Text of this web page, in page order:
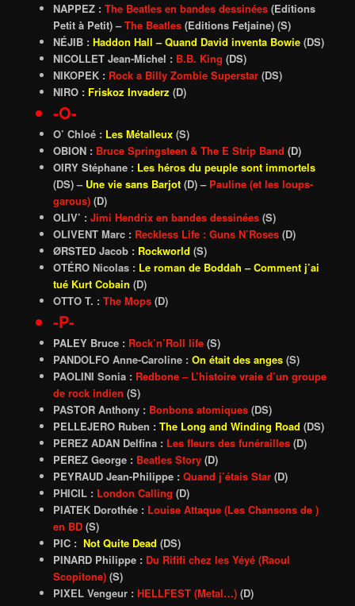
NAPPEZ : The Beatles en bandes dessinées(Editions
Petit à Petit) –The Beatles(Editions Fetjaine) (S)
NÉJIB : Haddon Hall – Quand David inventa Bowie(DS)
NICOLLET Jean-Michel : B.B. King (DS)
NIKOPEK : Rock a Billy Zombie Superstar(DS)
NIRO : Friskoz Invaderz (D)
-O-
O’ Chloé : Les Métalleux(S)
OBION : Bruce Springsteen & The E Strip Band (D)
OIRY Stéphane : Les héros du peuple sont immortels
(DS) – Une vie sans Barjot(D) – Pauline (et les loups-
garous)(D)
OLIV’ : Jimi Hendrix en bandes dessinées(S)
OLIVENT Marc : Reckless Life : Guns N’Roses(D)
ØRSTED Jacob : Rockworld (S)
OTÉRO Nicolas : Le roman de Boddah – Comment j’ai
tué Kurt Cobain (D)
OTTO T. : The Mops(D)
-P-
PALEY Bruce : Rock’n’Roll life (S)
PANDOLFO Anne-Caroline : On était des anges(S)
PAOLINI Sonia : Redbone – L’histoire vraie d’un groupe
de rock indien (S)
PASTOR Anthony : Bonbons atomiques(DS)
PELLEJERO Ruben : The Long and Winding Road (DS)
PEREZ ADAN Delfina : Les fleurs des funérailles(D)
PEREZ George : Beatles Story(D)
PEYRAUD Jean-Philippe : Quand j’étais Star(D)
PHICIL : London Calling (D)
PIATEK Dorothée : Louise Attaque (Les Chansons de )
en BD(S)
PIC : Not Quite Dead (DS)
PINARD Philippe : Du Rififi chez les Yéyé (Raoul
Scopitone)(S)
PIXEL Vengeur : HELLFEST (Metal…)(D)